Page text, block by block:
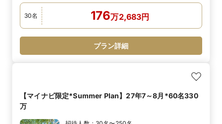
30名 176万2,683円
プラン詳細
【マイナビ限定*Summer Plan】27年7～8月*60名330
万